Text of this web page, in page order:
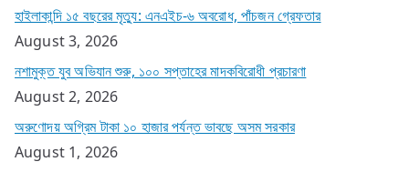
হাইলাকান্দি ১৫ বছরের মৃত্যু: এনএইচ-৬ অবরোধ, পাঁচজন গ্রেফতার
August 3, 2026
নশামুক্ত যুব অভিযান শুরু, ১০০ সপ্তাহের মাদকবিরোধী প্রচারণা
August 2, 2026
অরুণোদয় অগ্রিম টাকা ১০ হাজার পর্যন্ত ভাবছে অসম সরকার
August 1, 2026